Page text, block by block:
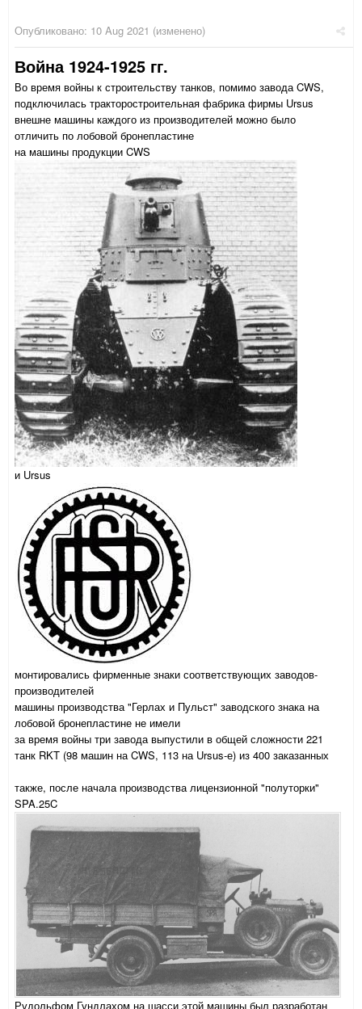
Опубликовано: 10 Aug 2021 (изменено)
Война 1924-1925 гг.
Во время войны к строительству танков, помимо завода CWS,
подключилась тракторостроительная фабрика фирмы Ursus
внешне машины каждого из производителей можно было
отличить по лобовой бронепластине
на машины продукции CWS
и Ursus
монтировались фирменные знаки соответствующих заводов-
производителей
машины производства "Герлах и Пульст" заводского знака на
лобовой бронепластине не имели
за время войны три завода выпустили в общей сложности 221
танк RKT (98 машин на CWS, 113 на Ursus-е) из 400 заказанных
также, после начала производства лицензионной "полуторки"
SPA.25C
Рудольфом Гундлахом на шасси этой машины был разработан